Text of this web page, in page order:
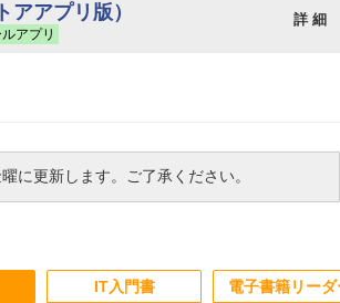
アプリ版）
アプリ
詳 細
に更新します。ご了承ください。
IT入門書 電子書籍リーダ